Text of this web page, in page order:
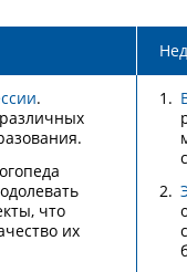
.
что
их